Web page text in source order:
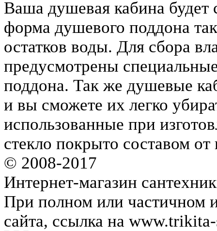
Ваша душевая кабина будет
форма душевого поддона
остатков воды. Для сбора
предусмотрены
поддона. Так же душевые
и вы сможете их легко
использованные при
стекло покрыто составом от
© 2008-2017
Интернет-магазин
При полном или частичном
сайта, ссылка на